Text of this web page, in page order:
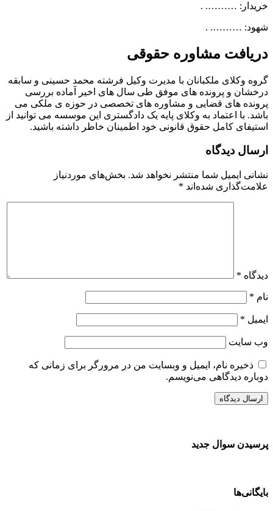
خریدار: ………. .
شهود: ………. .
دریافت مشاوره حقوقی
گروه وکلای ملکبانان با مدیرت وکیل فرشته محمد حسینی و سابقه
درخشان و پرونده های موفق طی سال های اخیر آماده بررسی
پرونده های قضایی و مشاوره های تخصصی در حوزه ی ملکی می
باشد. با اعتماد به وکلای پایه یک دادگستری این موسسه می توانید از
استیفای کامل حقوق قانونی خود اطمینان خاطر داشته باشید.
ارسال دیدگاه
نشانی ایمیل شما منتشر نخواهد شد. بخش‌های موردنیاز
علامت‌گذاری شده‌اند *
دیدگاه *
نام *
ایمیل *
وب‌ سایت
ذخیره نام، ایمیل و وبسایت من در مرورگر برای زمانی که
دوباره دیدگاهی می‌نویسم.
پرسیدن سوال جدید
بایگانی‌ها